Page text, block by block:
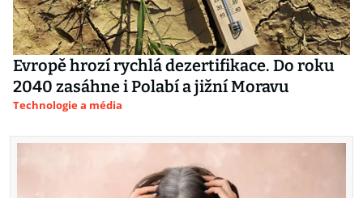
Evropě hrozí rychlá dezertifikace. Do roku
2040 zasáhne i Polabí a jižní Moravu
Technologie a média